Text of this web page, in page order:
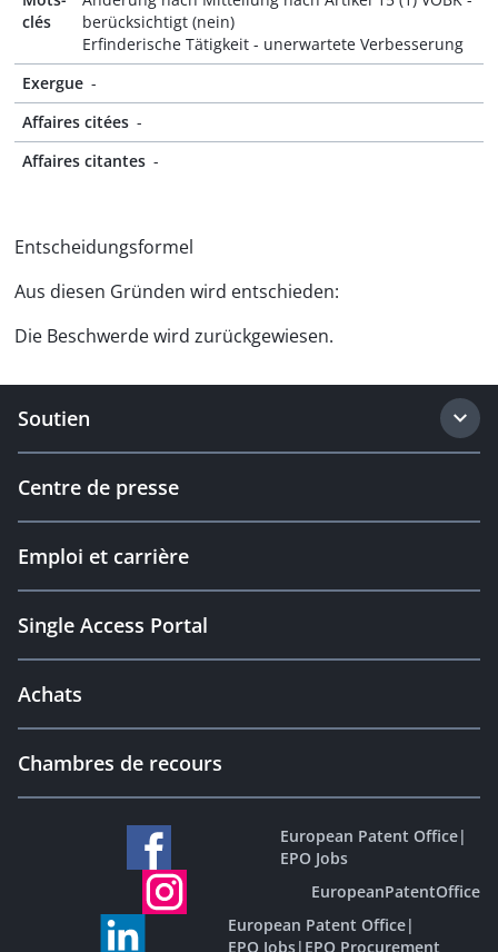
clés
berücksichtigt (nein)
Erfinderische Tätigkeit - unerwartete Verbesserung
Exergue -
Affaires citées -
Affaires citantes -
Entscheidungsformel
Aus diesen Gründen wird entschieden:
Die Beschwerde wird zurückgewiesen.
Soutien
Centre de presse
Emploi et carrière
Single Access Portal
Achats
Chambres de recours
European Patent Office|
EPO Jobs
EuropeanPatentOffice
European Patent Office|
EPO Jobs| EPO Procurement